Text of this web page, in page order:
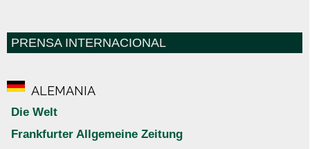
PRENSA INTERNACIONAL
ALEMANIA
Die Welt
Frankfurter Allgemeine Zeitung